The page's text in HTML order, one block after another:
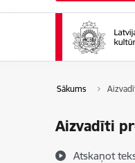
Sākums
Aizvadīti
Atskaņot